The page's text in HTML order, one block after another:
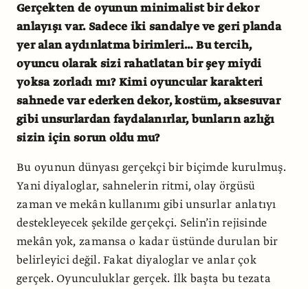
Gerçekten de oyunun minimalist bir dekor
anlayışı var. Sadece iki sandalye ve geri planda
yer alan aydınlatma birimleri… Bu tercih,
oyuncu olarak sizi rahatlatan bir şey miydi
yoksa zorladı mı? Kimi oyuncular karakteri
sahnede var ederken dekor, kostüm, aksesuvar
gibi unsurlardan faydalanırlar, bunların azlığı
sizin için sorun oldu mu?
Bu oyunun dünyası gerçekçi bir biçimde kurulmuş.
Yani diyaloglar, sahnelerin ritmi, olay örgüsü
zaman ve mekân kullanımı gibi unsurlar anlatıyı
destekleyecek şekilde gerçekçi. Selin’in rejisinde
mekân yok, zamansa o kadar üstünde durulan bir
belirleyici değil. Fakat diyaloglar ve anlar çok
gerçek. Oyunculuklar gerçek. İlk başta bu tezata